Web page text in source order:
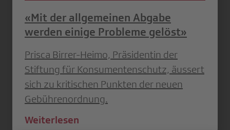
«Mit der allgemeinen Abgabe
werden einige Probleme gelöst»
Prisca Birrer-Heimo, Präsidentin der
Stiftung für Konsumentenschutz, äussert
sich zu kritischen Punkten der neuen
Gebührenordnung.
Weiterlesen